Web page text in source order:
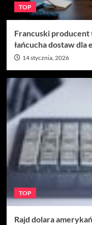
TOP
Francuski
łańcucha dostaw
14 stycznia, 2026
TOP
Rajd dolara